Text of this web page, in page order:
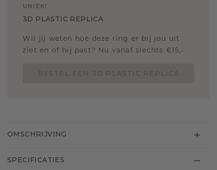
UNIEK!
3D PLASTIC REPLICA
Wil jij weten hoe deze ring er bij jou uit
ziet en of hij past? Nu vanaf slechts €15,-
OMSCHRIJVING
SPECIFICATIES